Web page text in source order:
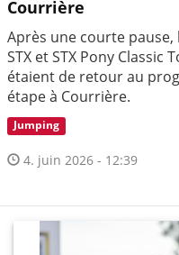
Courrière
Après une courte pause,
STX et STX Pony
étaient de retour au
étape à Courrière.
Jumping
4. juin 2026 - 12:39